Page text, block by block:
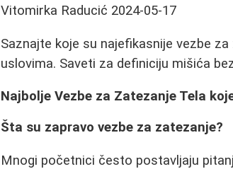
Vitomirka Raducić 2024-05-17
Saznajte koje su najefikasnije vezbe
uslovima. Saveti za definiciju mišića
Najbolje Vezbe za Zatezanje Tela
Šta su zapravo vezbe za zatezanje?
Mnogi početnici često postavljaju